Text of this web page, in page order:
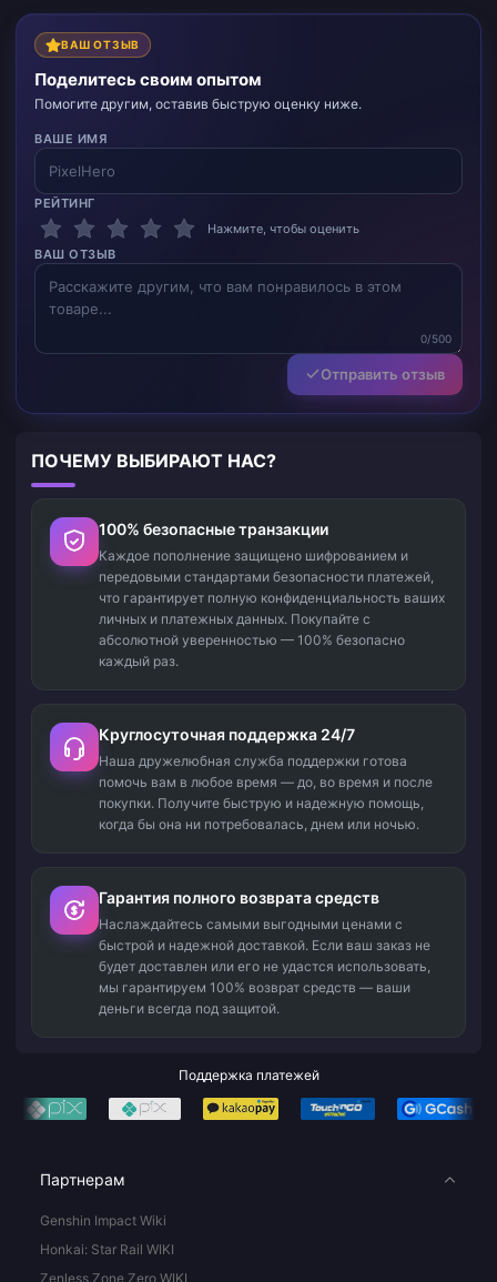
ВАШ ОТЗЫВ
Поделитесь своим опытом
Помогите другим, оставив быструю оценку ниже.
ВАШЕ ИМЯ
РЕЙТИНГ
Нажмите, чтобы оценить
ВАШ ОТЗЫВ
0/500
Отправить отзыв
ПОЧЕМУ ВЫБИРАЮТ НАС?
100% безопасные транзакции
Каждое пополнение защищено шифрованием и
передовыми стандартами безопасности платежей,
что гарантирует полную конфиденциальность ваших
личных и платежных данных. Покупайте с
абсолютной уверенностью — 100% безопасно
каждый раз.
Круглосуточная поддержка 24/7
Наша дружелюбная служба поддержки готова
помочь вам в любое время — до, во время и после
покупки. Получите быструю и надежную помощь,
когда бы она ни потребовалась, днем или ночью.
Гарантия полного возврата средств
Наслаждайтесь самыми выгодными ценами с
быстрой и надежной доставкой. Если ваш заказ не
будет доставлен или его не удастся использовать,
мы гарантируем 100% возврат средств — ваши
деньги всегда под защитой.
Поддержка платежей
Партнерам
Genshin Impact Wiki
Honkai: Star Rail WIKI
Zenless Zone Zero WIKI